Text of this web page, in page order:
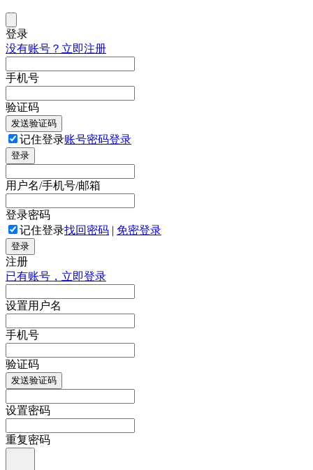
登录
没有账号？立即注册
手机号
验证码
发送验证码
记住登录账号密码登录
登录
用户名/手机号/邮箱
登录密码
记住登录找回密码 | 免密登录
登录
注册
已有账号，立即登录
设置用户名
手机号
验证码
发送验证码
设置密码
重复密码